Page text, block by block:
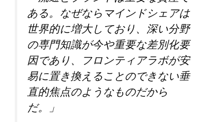
ある。なぜならマインドシェアは
世界的に増大しており、深い分野
の専門知識が今や重要な差別化要
因であり、フロンティアラボが安
易に置き換えることのできない垂
直的焦点のようなものだから
だ。」